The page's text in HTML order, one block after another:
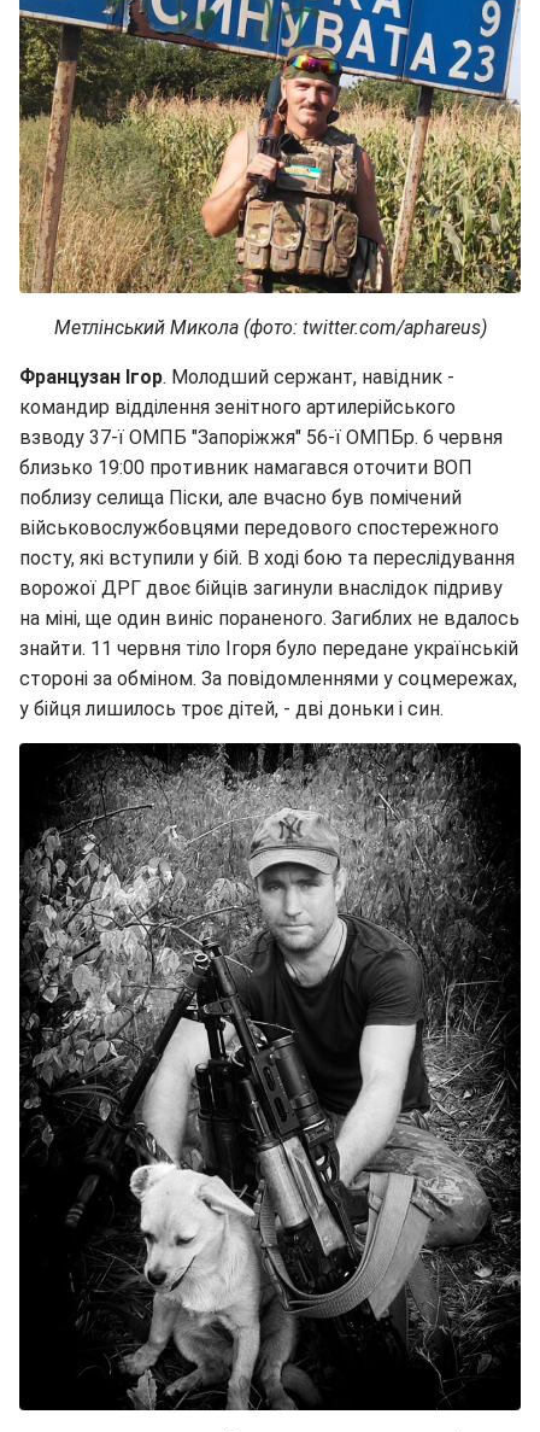
Метлінський Микола (фото: twitter.com/aphareus)
Французан Ігор. Молодший сержант, навідник -
командир відділення зенітного артилерійського
взводу 37-ї ОМПБ "Запоріжжя" 56-ї ОМПБр. 6 червня
близько 19:00 противник намагався оточити ВОП
поблизу селища Піски, але вчасно був помічений
військовослужбовцями передового спостережного
посту, які вступили у бій. В ході бою та переслідування
ворожої ДРГ двоє бійців загинули внаслідок підриву
на міні, ще один виніс пораненого. Загиблих не вдалось
знайти. 11 червня тіло Ігоря було передане українській
стороні за обміном. За повідомленнями у соцмережах,
у бійця лишилось троє дітей, - дві доньки і син.